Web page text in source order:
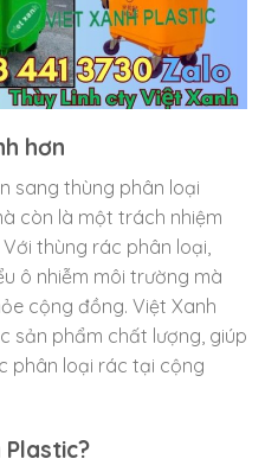
hơn
sang thùng phân loại
còn là một trách nhiệm
thùng rác phân loại,
ô nhiễm môi trường mà
cộng đồng. Việt Xanh
sản phẩm chất lượng, giúp
phân loại rác tại cộng
Plastic?